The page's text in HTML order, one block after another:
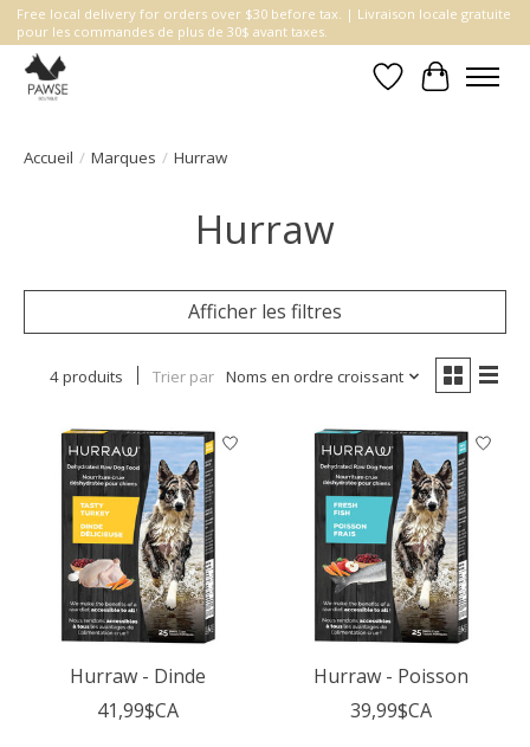
Free local delivery for orders over $30 before tax. | Livraison locale gratuite
pour les commandes de plus de 30$ avant taxes.
Liste dePanier
Accueil / Marques / Hurraw
Hurraw
Afficher les filtres
4 produits Trier par Noms en ordre croissant
Hurraw - Dinde
41,99$CA
Hurraw - Poisson
39,99$CA